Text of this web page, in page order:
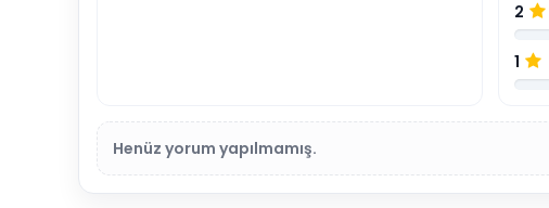
2
1
Henüz yorum yapılmamış.